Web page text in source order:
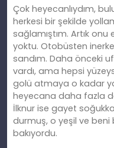
Çok heyecanlıydım,
herkesi bir şekilde
sağlamıştım. Artık
yoktu. Otobüsten
sandım. Daha önceki
vardı, ama hepsi
golü atmaya o kadar
heyecana daha fazla
İlknur ise gayet
durmuş, o yeşil ve
bakıyordu.